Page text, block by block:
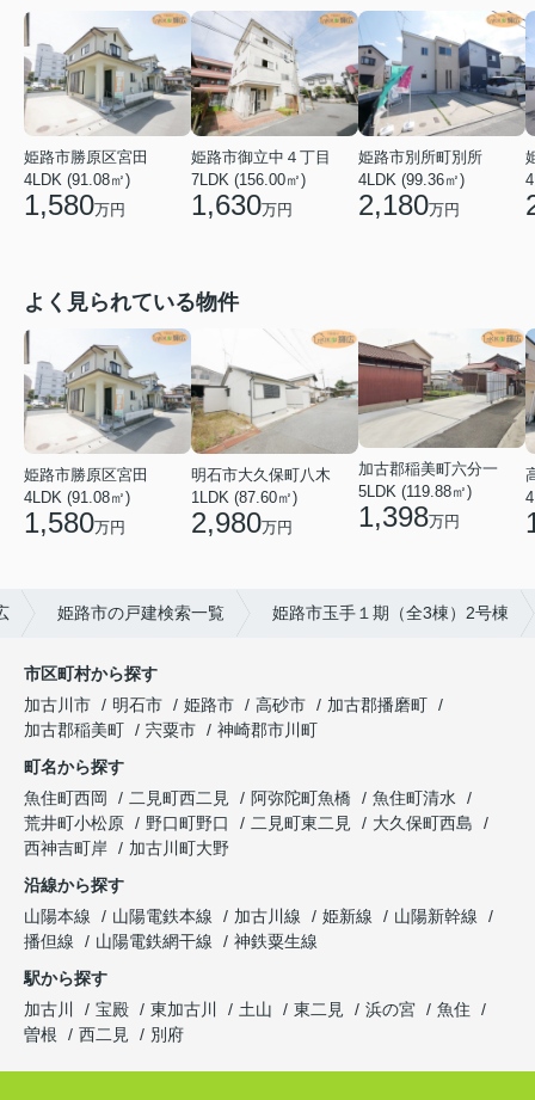
姫路市勝原区宮田
4LDK (91.08㎡)
1,580万円
姫路市御立中４丁目
7LDK (156.00㎡)
1,630万円
姫路市別所町別所
4LDK (99.36㎡)
2,180万円
よく見られている物件
姫路市勝原区宮田
4LDK (91.08㎡)
1,580万円
明石市大久保町八木
1LDK (87.60㎡)
2,980万円
加古郡稲美町六分一
5LDK (119.88㎡)
1,398万円
姫路市の戸建検索一覧 姫路市玉手１期（全3棟）2号棟
市区町村から探す
加古川市
明石市 姫路市 高砂市
加古郡播磨町
加古郡稲美町
宍粟市
神崎郡市川町
町名から探す
魚住町西岡
二見町西二見 阿弥陀町魚橋
魚住町清水
荒井町小松原
野口町野口 二見町東二見
大久保町西島
西神吉町岸
加古川町大野
沿線から探す
山陽本線
山陽電鉄本線 加古川線 姫新線
山陽新幹線
播但線
山陽電鉄網干線
神鉄粟生線
駅から探す
加古川
宝殿 東加古川 土山 東二見 浜の宮
魚住
曽根
西二見 別府